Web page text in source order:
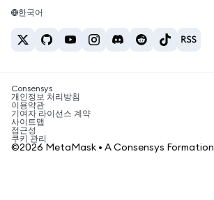
채용
테더 가격
BTC를 INR로 환전
ETH를 USDT로 환전
USDT 매수
SHIB 매수
BNB 매수
솔라나 지갑
암호화폐 세금 뉴스
암호화폐 매수 방법
비트코인 매도 방법
한국어
Consensys
개인정보 처리방침
이용약관
기여자 라이선스 계약
사이트맵
접근성
쿠키 관리
©2026 MetaMask • A Consensys Formation